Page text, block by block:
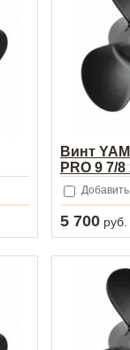
Винт
PRO 9 7/8
5 700 руб.